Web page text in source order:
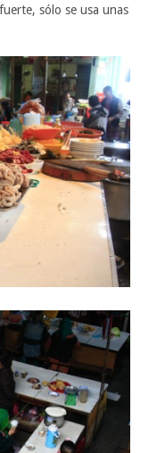
sólo se usa unas